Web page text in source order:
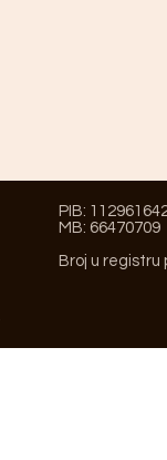
PIB:
MB: 66470709
Broj u registru